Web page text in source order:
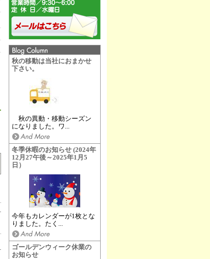
秋の移動は当社におまかせ
下さい。
秋の異動・移動シーズン
になりました。ワ...
冬季休暇のお知らせ (2024年
12月27午後～2025年1月5
日）
今年もカレンダーが1枚とな
りました。たく...
ゴールデンウィーク休業の
お知らせ